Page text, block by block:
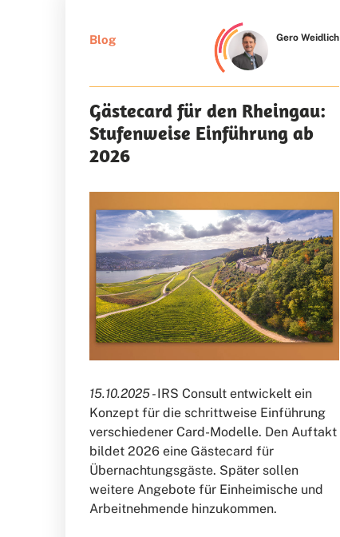
Blog Gero Weidlich
Gästecard für den Rheingau:
Stufenweise Einführung ab
2026
15.10.2025 -IRS Consult entwickelt ein
Konzept für die schrittweise Einführung
verschiedener Card-Modelle. Den Auftakt
bildet 2026 eine Gästecard für
Übernachtungsgäste. Später sollen
weitere Angebote für Einheimische und
Arbeitnehmende hinzukommen.